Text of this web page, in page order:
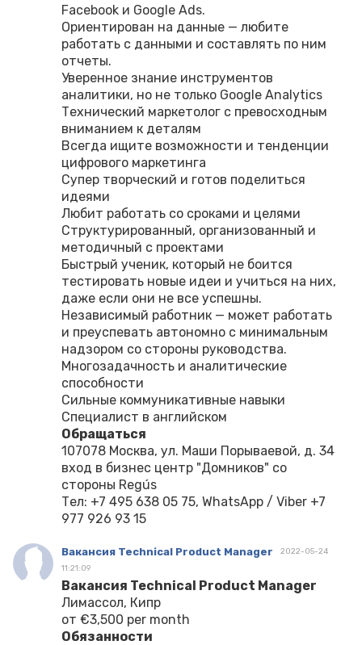
Facebook и Google Ads.
Ориентирован на данные — любите
работать с данными и составлять по ним
отчеты.
Уверенное знание инструментов
аналитики, но не только Google Analytics
Технический маркетолог с превосходным
вниманием к деталям
Всегда ищите возможности и тенденции
цифрового маркетинга
Супер творческий и готов поделиться
идеями
Любит работать со сроками и целями
Структурированный, организованный и
методичный с проектами
Быстрый ученик, который не боится
тестировать новые идеи и учиться на них,
даже если они не все успешны.
Независимый работник — может работать
и преуспевать автономно с минимальным
надзором со стороны руководства.
Многозадачность и аналитические
способности
Сильные коммуникативные навыки
Специалист в английском
Обращаться
107078 Москва, ул. Маши Порываевой, д. 34
вход в бизнес центр "Домников" со
стороны Regús
Тел: +7 495 638 05 75, WhatsApp / Viber +7
977 926 93 15
Вакансия Technical Product Manager
2022-05-24
11:21:09
Вакансия Technical Product Manager
Лимассол, Кипр
от €3,500 per month
Обязанности